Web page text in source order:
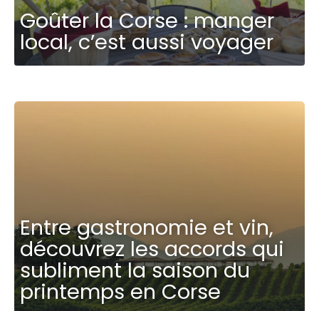
Goûter la Corse : manger
local, c’est aussi voyager
Entre gastronomie et vin,
découvrez les accords qui
subliment la saison du
printemps en Corse